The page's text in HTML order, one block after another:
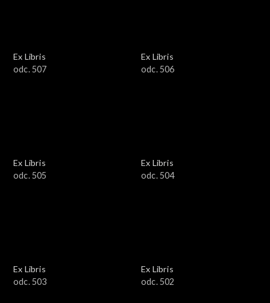
Ex Libris
odc. 507
Ex Libris
odc. 506
Ex Libris
odc. 505
Ex Libris
odc. 504
Ex Libris
odc. 503
Ex Libris
odc. 502